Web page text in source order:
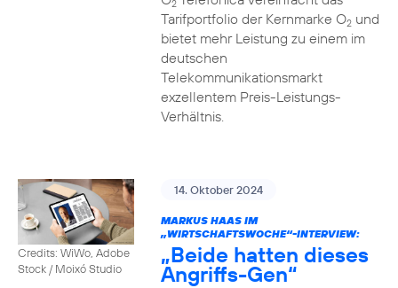
2
Tarifportfolio der Kernmarke O2und
bietet mehr Leistung zu einem im
deutschen
Telekommunikationsmarkt
exzellentem Preis-Leistungs-
Verhältnis.
Credits: WiWo, Adobe
Stock / Moixó Studio
14. Oktober 2024
MARKUS HAAS IM
„WIRTSCHAFTSWOCHE“-INTERVIEW:
„Beide hatten dieses
Angriffs-Gen“